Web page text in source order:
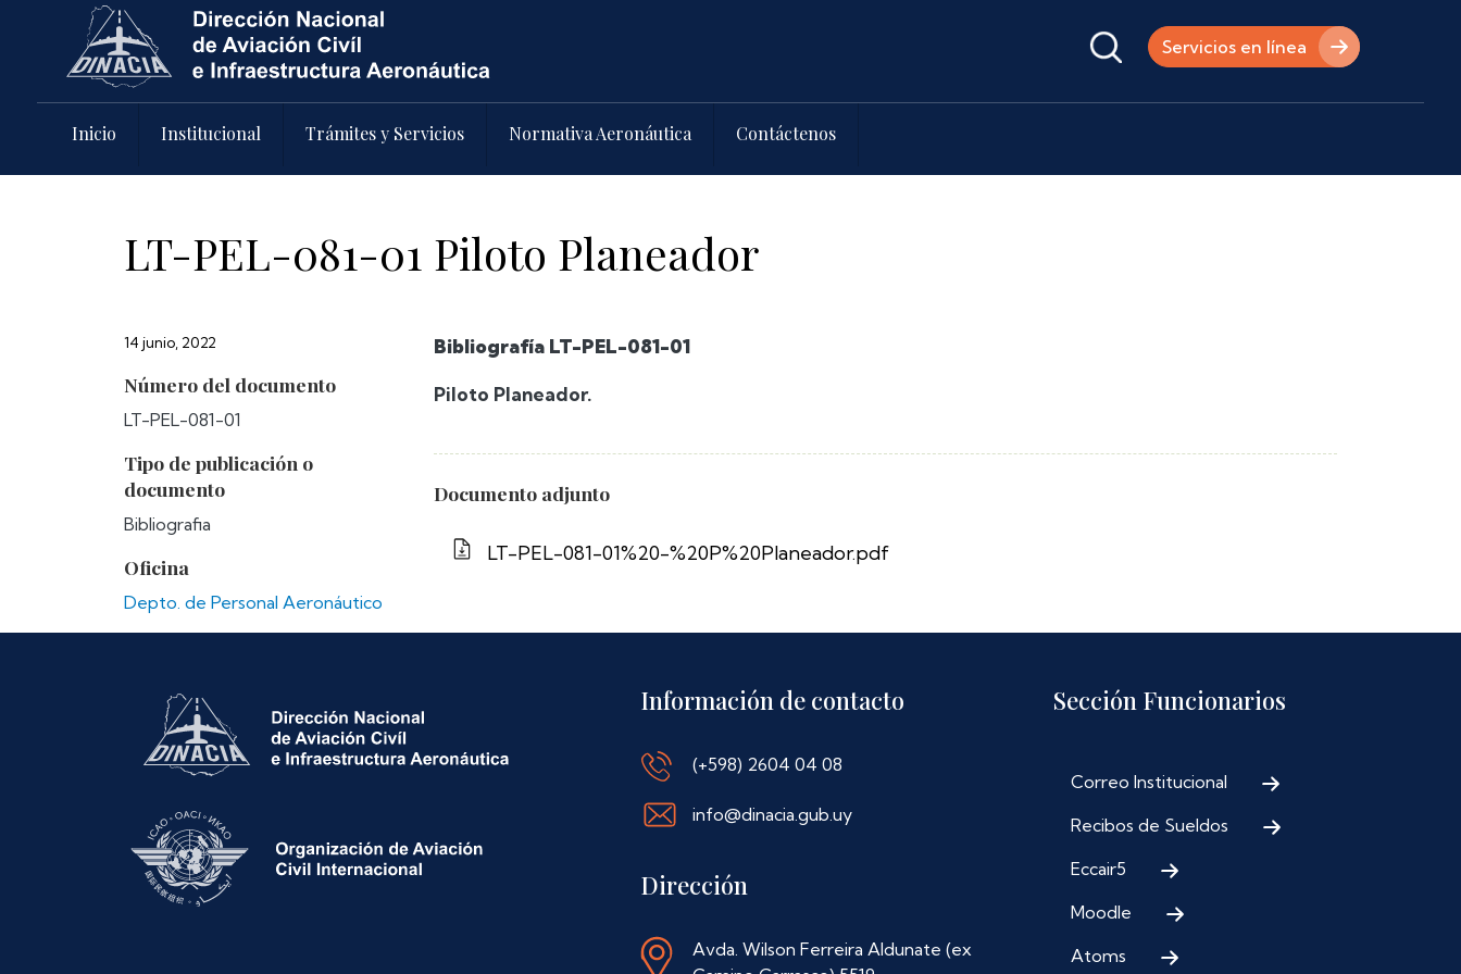
Pasar al contenido principal
Servicios en línea
Inicio Institucional Trámites y Servicios Normativa Aeronáutica Contáctenos
LT-PEL-081-01 Piloto Planeador
14 junio, 2022
Número del documento
LT-PEL-081-01
Tipo de publicación o
documento
Bibliografia
Oficina
Depto. de Personal Aeronáutico
Bibliografía LT-PEL-081-01
Piloto Planeador.
Documento adjunto
LT-PEL-081-01%20-%20P%20Planeador.pdf
Información de contacto
(+598) 2604 04 08
info@dinacia.gub.uy
Dirección
Avda. Wilson Ferreira Aldunate (ex
Sección Funcionarios
Correo Institucional
Recibos de Sueldos
Eccair5
Moodle
Atoms